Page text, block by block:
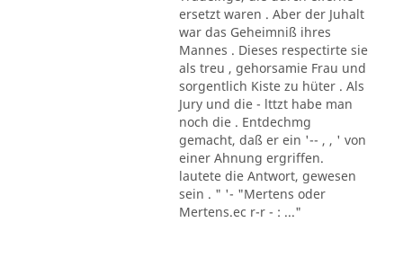
ersetzt waren . Aber der Juhalt
war das Geheimniß ihres
Mannes . Dieses respectirte sie
als treu , gehorsamie Frau und
sorgentlich Kiste zu hüter . Als
Jury und die - lttzt habe man
noch die . Entdechmg
gemacht, daß er ein '-- , , ' von
einer Ahnung ergriffen.
lautete die Antwort, gewesen
sein . " '- "Mertens oder
Mertens.ec r-r - : ..."